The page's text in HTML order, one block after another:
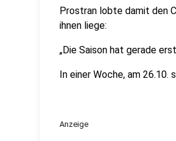
Prostran lobte damit den
ihnen liege:
„Die Saison hat gerade
In einer Woche, am 26.10.
Anzeige